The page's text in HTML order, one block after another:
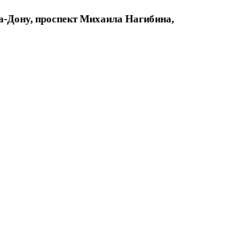
Дону, проспект Михаила Нагибина,